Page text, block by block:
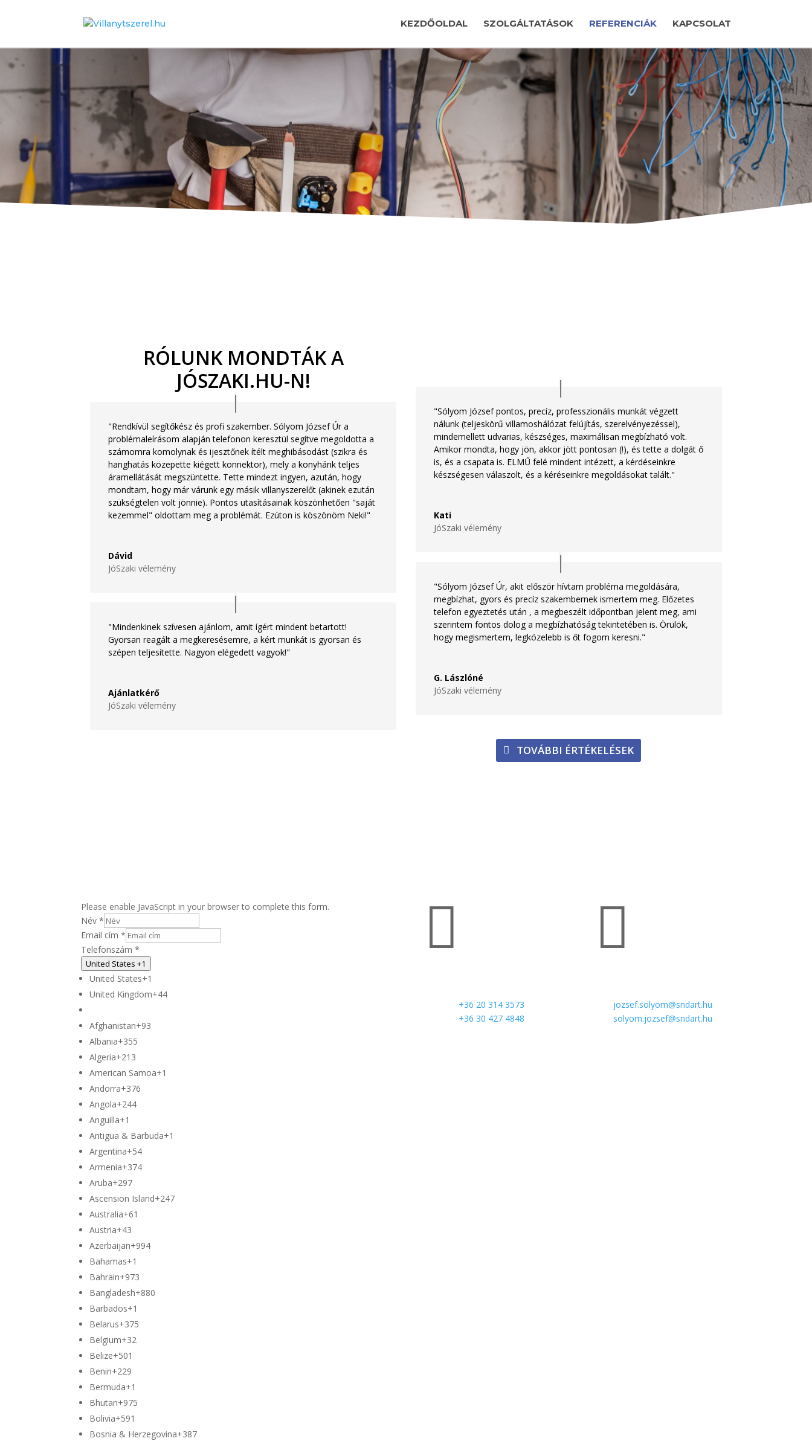
KEZDŐOLDAL SZOLGÁLTATÁSOK REFERENCIÁK KAPCSOLAT
RÓLUNK MONDTÁK A
JÓSZAKI.HU-N!
"Rendkívül segítőkész és profi szakember. Sólyom József Úr a
problémaleírásom alapján telefonon keresztül segítve megoldotta a
számomra komolynak és ijesztőnek ítélt meghibásodást (szikra és
hanghatás közepette kiégett konnektor), mely a konyhánk teljes
áramellátását megszüntette. Tette mindezt ingyen, azután, hogy
mondtam, hogy már várunk egy másik villanyszerelőt (akinek ezután
szükségtelen volt jönnie). Pontos utasításainak köszönhetően "saját
kezemmel" oldottam meg a problémát. Ezúton is köszönöm Neki!"
Dávid
JóSzaki vélemény
"Mindenkinek szívesen ajánlom, amit ígért mindent betartott!
Gyorsan reagált a megkeresésemre, a kért munkát is gyorsan és
szépen teljesítette. Nagyon elégedett vagyok!"
Ajánlatkérő
JóSzaki vélemény
"Sólyom József pontos, precíz, professzionális munkát végzett
nálunk (teljeskörű villamoshálózat felújítás, szerelvényezéssel),
mindemellett udvarias, készséges, maximálisan megbízható volt.
Amikor mondta, hogy jön, akkor jött pontosan (!), és tette a dolgát ő
is, és a csapata is. ELMŰ felé mindent intézett, a kérdéseinkre
készségesen válaszolt, és a kéréseinkre megoldásokat talált."
Kati
JóSzaki vélemény
"Sólyom József Úr, akit először hívtam probléma megoldására,
megbízhat, gyors és precíz szakembernek ismertem meg. Előzetes
telefon egyeztetés után , a megbeszélt időpontban jelent meg, ami
szerintem fontos dolog a megbízhatóság tekintetében is. Örülök,
hogy megismertem, legközelebb is őt fogom keresni."
G. Lászlóné
JóSzaki vélemény
TOVÁBBI ÉRTÉKELÉSEK
Please enable JavaScript in your browser to complete this form.
Név*
Email cím*
cím
cím
*
Telefonszám*
United States +1
United States+1
United Kingdom+44
Afghanistan+93
Albania+355
Algeria+213
American Samoa+1
Andorra+376
Angola+244
Anguilla+1
Antigua & Barbuda+1
Argentina+54
Armenia+374
Aruba+297
Ascension Island+247
Australia+61
Austria+43
Azerbaijan+994
Bahamas+1
Bahrain+973
Bangladesh+880
Barbados+1
Belarus+375
Belgium+32
Belize+501
Benin+229
Bermuda+1
Bhutan+975
Bolivia+591
Bosnia & Herzegovina+387

+36 20 314 3573
+36 30 427 4848

jozsef.solyom@sndart.hu
solyom.jozsef@sndart.hu